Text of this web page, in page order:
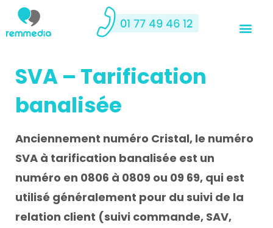
SVA – Tarification
banalisée
Anciennement numéro Cristal, le numéro
SVA à tarification banalisée est un
numéro en 0806 à 0809 ou 09 69, qui est
utilisé généralement pour du suivi de la
relation client (suivi commande, SAV,